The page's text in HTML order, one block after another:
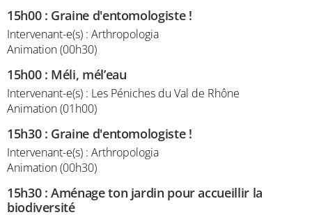
15h00: Graine d'entomologiste !
Intervenant-e(s) : Arthropologia
Animation (00h30)
15h00: Méli, mél’eau
Intervenant-e(s) : Les Péniches du Val de Rhône
Animation (01h00)
15h30: Graine d'entomologiste !
Intervenant-e(s) : Arthropologia
Animation (00h30)
15h30:Aménage ton jardin pour accueillir la
biodiversité